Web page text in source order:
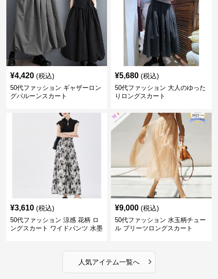
¥4,420 (税込)
50代ファッション ギャザーロン
グバルーンスカート
¥5,680 (税込)
50代ファッション 大人のゆった
りロングスカート
¥3,610 (税込)
50代ファッション 涼感 花柄 ロ
ングスカート ワイドパンツ 水墨
¥9,000 (税込)
50代ファッション 水玉柄チュー
ル プリーツロングスカート
人気アイテム一覧へ ›